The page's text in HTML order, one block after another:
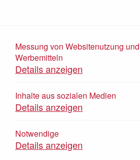
Gemeinsam für die
Spende unterstützt
Hospital
Messung von Websitenutzung und
Werbemitteln
Details anzeigen
Inhalte aus sozialen Medien
Details anzeigen
Notwendige
Details anzeigen